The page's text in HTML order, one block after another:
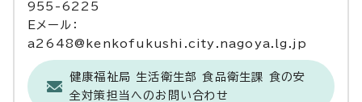
955-6225
Eメール：
a2648@kenkofukushi.city.nagoya.lg.jp
健康福祉局 生活衛生部 食品衛生課 食の安
全対策担当へのお問い合わせ